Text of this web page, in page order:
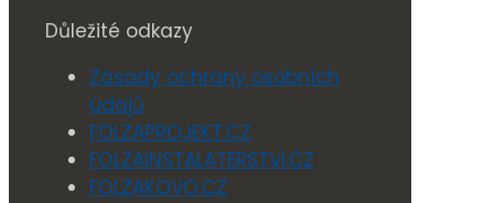
Důležité odkazy
Zásady ochrany osobních
údajů
FOLZAPROJEKT.CZ
FOLZAINSTALATERSTVI.CZ
FOLZAKOVO.CZ